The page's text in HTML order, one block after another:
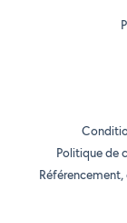
Politique de